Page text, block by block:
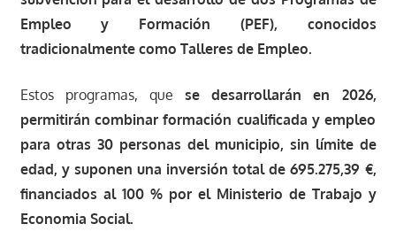
Empleo y Formación (PEF), conocidos
tradicionalmente como Talleres de Empleo.
Estos programas, que se desarrollarán en 2026,
permitirán combinar formación cualificada y empleo
para otras 30 personas del municipio, sin límite de
edad, y suponen una inversión total de 695.275,39 €,
financiados al 100 % por el Ministerio de Trabajo y
Economia Social.